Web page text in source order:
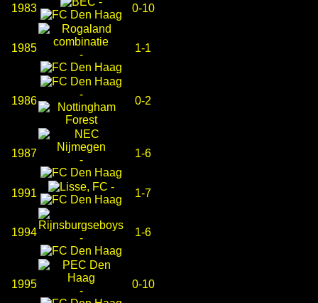
1983 0-10
1985
-
1-1
1986
-
0-2
1987
-
1-6
1991
-
1-7
1994 - 1-6
1995
-
0-10